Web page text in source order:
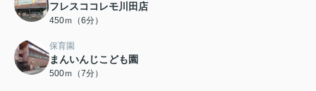
フレスココレモ川田店
450ｍ（6分）
保育園
まんいんじこども園
500ｍ（7分）